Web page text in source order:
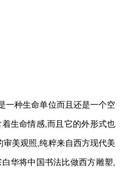
一种生命单位而且还是一个空
生命情感,而且它的外形式也
美观照,纯粹来自西方现代美
华将中国书法比做西方雕塑,